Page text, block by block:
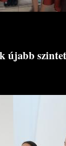
újabb